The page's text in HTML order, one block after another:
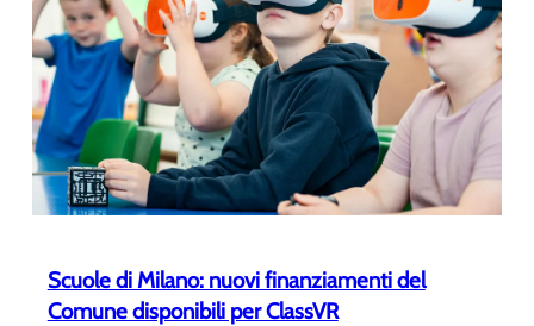
Scuole di Milano: nuovi finanziamenti del
Comune disponibili per ClassVR